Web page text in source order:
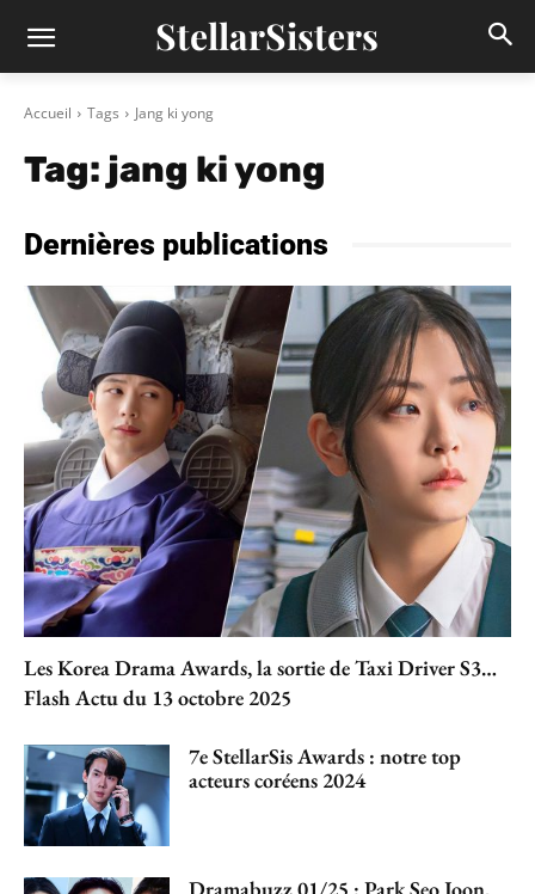
StellarSisters
Accueil Tags Jang ki yong
Tag: jang ki yong
Dernières publications
Les Korea Drama Awards, la sortie de Taxi Driver S3…
Flash Actu du 13 octobre 2025
7e StellarSis Awards : notre top
acteurs coréens 2024